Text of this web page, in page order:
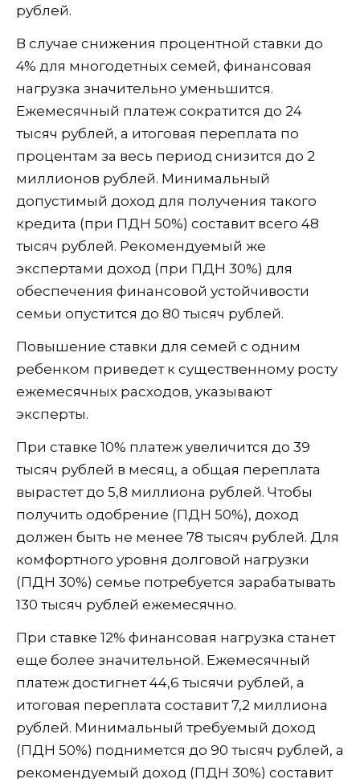
рублей.
В случае снижения процентной ставки до
4% для многодетных семей, финансовая
нагрузка значительно уменьшится.
Ежемесячный платеж сократится до 24
тысяч рублей, а итоговая переплата по
процентам за весь период снизится до 2
миллионов рублей. Минимальный
допустимый доход для получения такого
кредита (при ПДН 50%) составит всего 48
тысяч рублей. Рекомендуемый же
экспертами доход (при ПДН 30%) для
обеспечения финансовой устойчивости
семьи опустится до 80 тысяч рублей.
Повышение ставки для семей с одним
ребенком приведет к существенному росту
ежемесячных расходов, указывают
эксперты.
При ставке 10% платеж увеличится до 39
тысяч рублей в месяц, а общая переплата
вырастет до 5,8 миллиона рублей. Чтобы
получить одобрение (ПДН 50%), доход
должен быть не менее 78 тысяч рублей. Для
комфортного уровня долговой нагрузки
(ПДН 30%) семье потребуется зарабатывать
130 тысяч рублей ежемесячно.
При ставке 12% финансовая нагрузка станет
еще более значительной. Ежемесячный
платеж достигнет 44,6 тысячи рублей, а
итоговая переплата составит 7,2 миллиона
рублей. Минимальный требуемый доход
(ПДН 50%) поднимется до 90 тысяч рублей, а
рекомендуемый доход (ПДН 30%) составит